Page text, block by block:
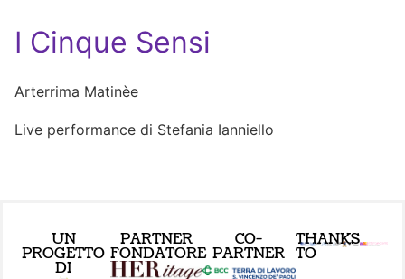
I Cinque Sensi
Arterrima Matinèe
Live performance di Stefania Ianniello
UN
PROGETTO
DI
PARTNER
FONDATORE
CO-
PARTNER
THANKS
TO